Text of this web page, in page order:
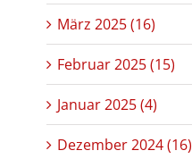
März 2025 (16)
Februar 2025 (15)
Januar 2025 (4)
Dezember 2024 (16)